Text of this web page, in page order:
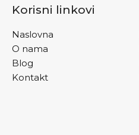
Korisni linkovi
Naslovna
O nama
Blog
Kontakt